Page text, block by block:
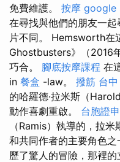
免費維護。 按摩 google
在尋找與他們的朋友一
片不同。 Hemsworth在
Ghostbusters》（2016
巧合。 腳底按摩課程 在
in 餐盒 -law。 撥筋 台中
的哈羅德·拉米斯（Harold
動作喜劇重啟。 台胞證
（Ramis）執導的，拉
和共同作者的主要角色之
歷了驚人的冒險，那裡